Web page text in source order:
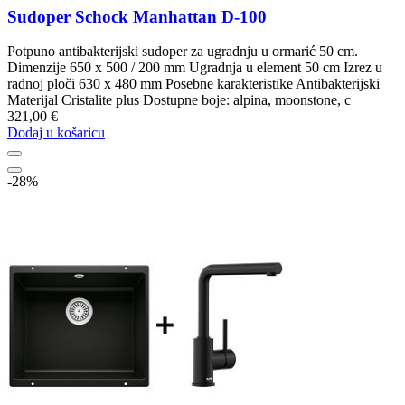
Sudoper Schock Manhattan D-100
Potpuno antibakterijski sudoper za ugradnju u ormarić 50 cm.
Dimenzije 650 x 500 / 200 mm Ugradnja u element 50 cm Izrez u
radnoj ploči 630 x 480 mm Posebne karakteristike Antibakterijski
Materijal Cristalite plus Dostupne boje: alpina, moonstone, c
321,00 €
Dodaj u košaricu
-28%